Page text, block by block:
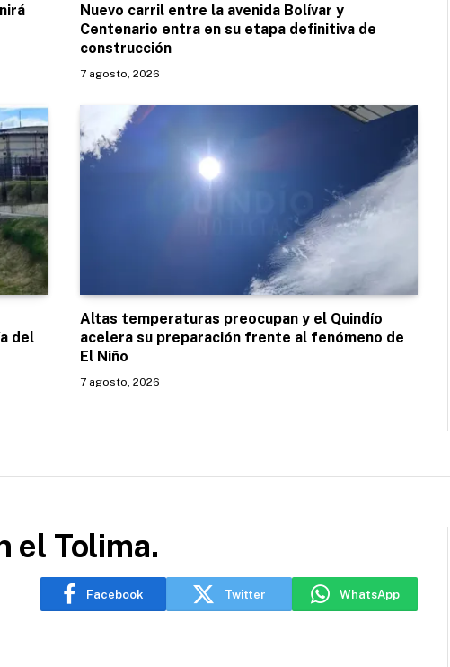
Nuevo carril entre la avenida Bolívar y
Centenario entra en su etapa definitiva de
construcción
7 agosto, 2026
del
Altas temperaturas preocupan y el Quindío
acelera su preparación frente al fenómeno de
El Niño
7 agosto, 2026
el Tolima.
Facebook Twitter WhatsApp